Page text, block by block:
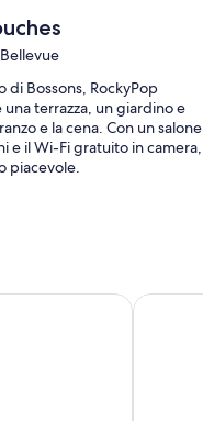
di Bossons, RockyPop
terrazza, un giardino e
e la cena. Con un salone
e il Wi-Fi gratuito in camera,
piacevole.
navetta da e per
Chalet